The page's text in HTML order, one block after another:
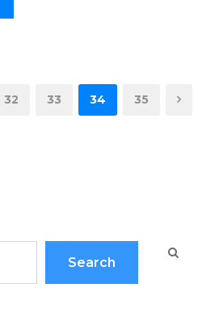
32 33 34 35
Search